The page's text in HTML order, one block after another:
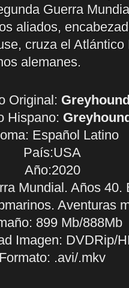
Guerra
aliados,
cruza el
alemanes.
Original:
Hispano:
Español Latino
País:USA
Año:2020
Mundial. Años 40.
Aventuras
899 Mb/888Mb
Imagen: DVDRip/
Formato: .avi/.mkv